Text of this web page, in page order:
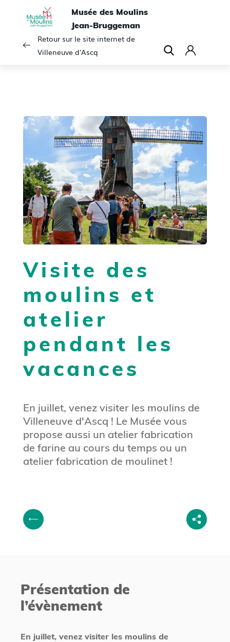
Musée des Moulins
Jean-Bruggeman
Retour sur le site internet de
Villeneuve d'Ascq
C
x
i
n
Visite des
moulins et
atelier
pendant les
vacances
En juillet, venez visiter les moulins de
Villeneuve d'Ascq ! Le Musée vous
propose aussi un atelier fabrication
de farine au cours du temps ou un
atelier fabrication de moulinet !
V
o
t
e
s
c
P
d
e
t
Présentation de
l’évènement
En juillet, venez visiter les moulins de